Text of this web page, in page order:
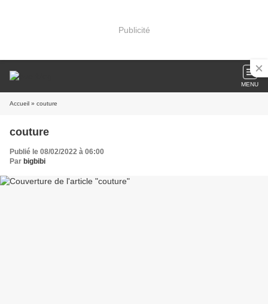
Publicité
MENU
Accueil » couture
couture
Publié le 08/02/2022 à 06:00
Par bigbibi